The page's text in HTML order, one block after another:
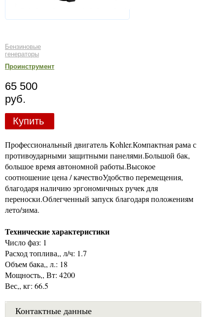
Бензиновые
генераторы
Проинструмент
65 500
руб.
Купить
Профессиональный двигатель Kohler.Компактная рама с
противоударными защитными панелями.Большой бак,
большое время автономной работы.Высокое
соотношение цена / качествоУдобство перемещения,
благодаря наличию эргономичных ручек для
переноски.Облегченный запуск благодаря положениям
лето/зима.
Технические характеристики
Число фаз: 1
Расход топлива,, л/ч: 1.7
Объем бака,, л.: 18
Мощность,, Вт: 4200
Вес,, кг: 66.5
Контактные данные